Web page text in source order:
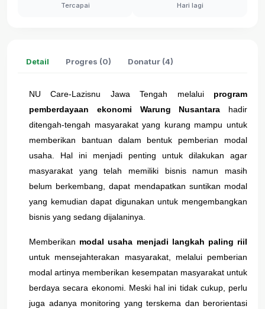
Tercapai Hari lagi
Detail Progres (0) Donatur (4)
NU Care-Lazisnu Jawa Tengah melalui program
pemberdayaan ekonomi Warung Nusantara hadir
ditengah-tengah masyarakat yang kurang mampu untuk
memberikan bantuan dalam bentuk pemberian modal
usaha. Hal ini menjadi penting untuk dilakukan agar
masyarakat yang telah memiliki bisnis namun masih
belum berkembang, dapat mendapatkan suntikan modal
yang kemudian dapat digunakan untuk mengembangkan
bisnis yang sedang dijalaninya.
Memberikan modal usaha menjadi langkah paling riil
untuk mensejahterakan masyarakat, melalui pemberian
modal artinya memberikan kesempatan masyarakat untuk
berdaya secara ekonomi. Meski hal ini tidak cukup, perlu
juga adanya monitoring yang terskema dan berorientasi